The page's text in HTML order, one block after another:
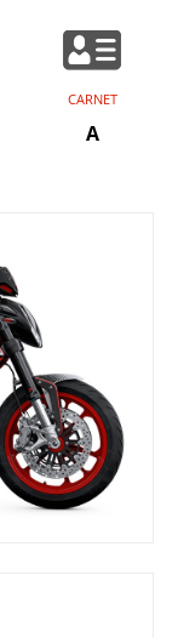
CARNET
A